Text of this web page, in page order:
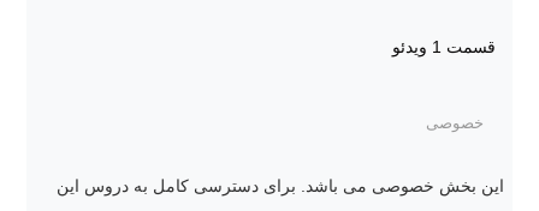
قسمت 1 ویدئو
خصوصی
این بخش خصوصی می باشد. برای دسترسی کامل به دروس این